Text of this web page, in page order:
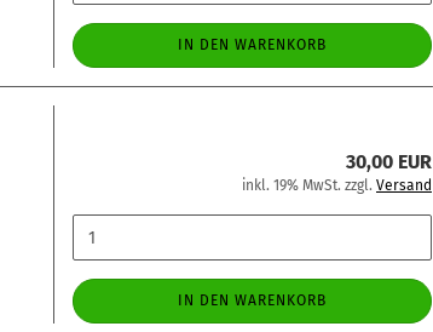
IN DEN WARENKORB
30,00 EUR
inkl. 19% MwSt. zzgl. Versand
IN DEN WARENKORB